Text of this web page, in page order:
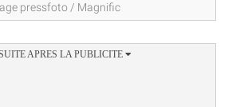
pressfoto / Magnific